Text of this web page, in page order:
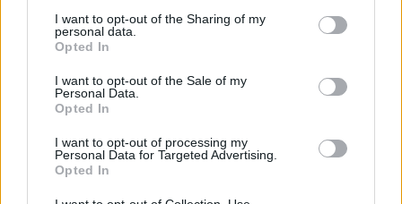
not limited to your visit or usage behaviour. You may click to
grant or deny consent to Google and its third-party tags to
use your data for below specified purposes in below Google
consent section.
I want to opt-out of the Sharing of my
personal data.
Opted In
I want to opt-out of the Sale of my
Personal Data.
Opted In
I want to opt-out of processing my
Personal Data for Targeted Advertising.
Opted In
να χτίσουν πιο γρήγορα μια καριέρα. «Δεν με
ενδιέφεραν πράγματα που συνήθως ενδιαφέρουν
τον χώρο μας. Η μεγάλη έκθεση δεν βοηθάει τον
ηθοποιό, αυτά είναι κονσομασιόν. Αυτά είναι
αμερικανιές, της πλάκας! Αυτή είναι η κακή εκδοχή
της σοουμπίζ! Το μόνο δύσκολο για τους νέους
ηθοποιούς είναι ότι είναι πάρα πολλοί! Βέβαια
είναι περισσότερες και οι ευκαιρίες τώρα».